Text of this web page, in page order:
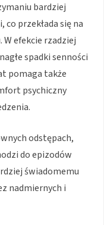
bardziej
przekłada się na
W efekcie rzadziej
spadki senności
pomaga także
psychiczny
odstępach,
do epizodów
świadomemu
nadmiernych i